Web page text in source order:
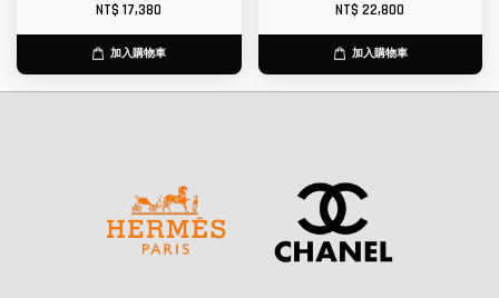
NT$ 17,380
加入購物車
NT$ 22,800
加入購物車